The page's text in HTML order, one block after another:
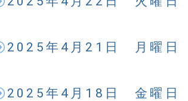
2025年4月21日 月曜日
2025年4月18日 金曜日